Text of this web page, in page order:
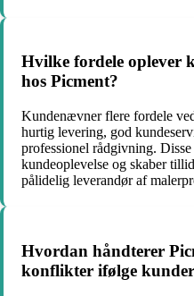
Hvilke fordele oplever
hos Picment?
Kundenævner flere fordele
hurtig levering, god
professionel rådgivning.
kundeoplevelse og skaber
pålidelig leverandør af
Hvordan håndterer
konflikter ifølge